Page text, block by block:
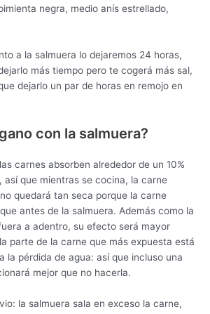
negra, medio anís estrellado,
a la salmuera lo dejaremos 24 horas,
más tiempo pero te cogerá más sal,
dejarlo un par de horas en remojo en
con la salmuera?
carnes absorben alrededor de un 10%
así que mientras se cocina, la carne
quedará tan seca porque la carne
antes de la salmuera. Además como la
a adentro, su efecto será mayor
parte de la carne que más expuesta está
la pérdida de agua: así que incluso una
mejor que no hacerla.
la salmuera sala en exceso la carne,